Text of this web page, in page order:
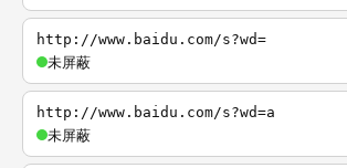
http://www.baidu.com/s?wd=
未屏蔽
http://www.baidu.com/s?wd=a
未屏蔽